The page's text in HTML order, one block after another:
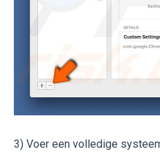
3) Voer een volledige